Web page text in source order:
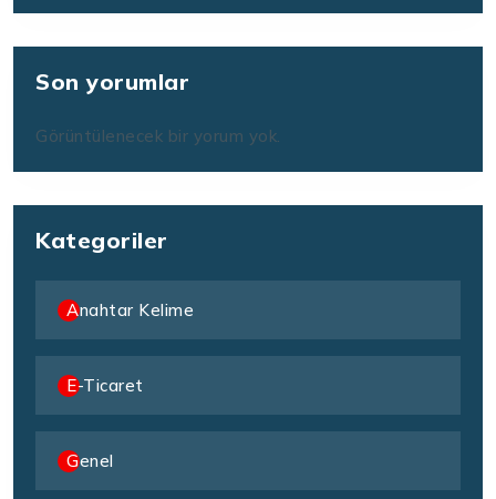
Son yorumlar
Görüntülenecek bir yorum yok.
Kategoriler
Anahtar Kelime
E-Ticaret
Genel